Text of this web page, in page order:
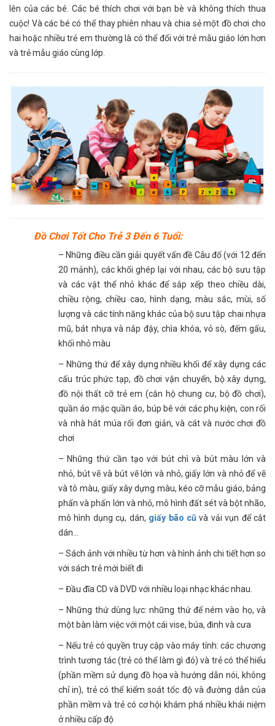
lên của các bé. Các bé thích chơi với bạn bè và không thích thua
cuộc! Và các bé có thể thay phiên nhau và chia sẻ một đồ chơi cho
hai hoặc nhiều trẻ em thường là có thể đối với trẻ mẫu giáo lớn hơn
và trẻ mẫu giáo cùng lớp.
Đồ Chơi Tốt Cho Trẻ 3 Đến 6 Tuổi:
– Những điều cần giải quyết vấn đề Câu đố (với 12 đến
20 mảnh), các khối ghép lại với nhau, các bộ sưu tập
và các vật thể nhỏ khác để sắp xếp theo chiều dài,
chiều rộng, chiều cao, hình dạng, màu sắc, mùi, số
lượng và các tính năng khác của bộ sưu tập chai nhựa
mũ, bát nhựa và nắp đậy, chìa khóa, vỏ sò, đếm gấu,
khối nhỏ màu
– Những thứ để xây dựng nhiều khối để xây dựng các
cấu trúc phức tạp, đồ chơi vận chuyển, bộ xây dựng,
đồ nội thất cỡ trẻ em (căn hộ chung cư, bộ đồ chơi),
quần áo mặc quần áo, búp bê với các phụ kiện, con rối
và nhà hát múa rối đơn giản, và cát và nước chơi đồ
chơi
– Những thứ cần tạo với bút chì và bút màu lớn và
nhỏ, bút vẽ và bút vẽ lớn và nhỏ, giấy lớn và nhỏ để vẽ
và tô màu, giấy xây dựng màu, kéo cỡ mẫu giáo, bảng
phấn và phấn lớn và nhỏ, mô hình đất sét và bột nhão,
mô hình dụng cụ, dán, giấy bão cũ và vải vụn để cắt
dán…
– Sách ảnh với nhiều từ hơn và hình ảnh chi tiết hơn so
với sách trẻ mới biết đi
– Đầu đĩa CD và DVD với nhiều loại nhạc khác nhau.
– Những thứ dùng lực: những thứ để ném vào họ, và
một bàn làm việc với một cái vise, búa, đinh và cưa
– Nếu trẻ có quyền truy cập vào máy tính: các chương
trình tương tác (trẻ có thể làm gì đó) và trẻ có thể hiểu
(phần mềm sử dụng đồ họa và hướng dẫn nói, không
chỉ in), trẻ có thể kiểm soát tốc độ và đường dẫn của
phần mềm và trẻ có cơ hội khám phá nhiều khái niệm
ở nhiều cấp độ